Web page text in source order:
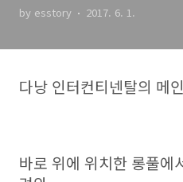
by esstory 2017. 6. 1.
다낭 인터컨티넨탈의 메
바로 위에 위치한 롱풀